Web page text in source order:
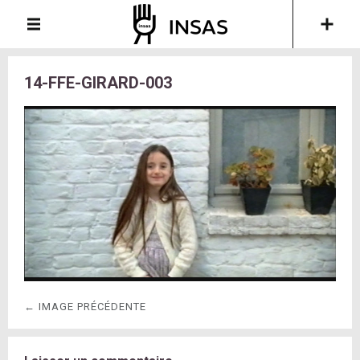
14-FFE-GIRARD-003
← IMAGE PRÉCÉDENTE